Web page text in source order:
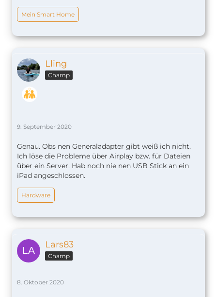
Mein Smart Home
Lling
Champ
9. September 2020
Genau. Obs nen Generaladapter gibt weiß ich nicht.
Ich löse die Probleme über Airplay bzw. für Dateien
über ein Server. Hab noch nie nen USB Stick an ein
iPad angeschlossen.
Hardware
Lars83
Champ
8. Oktober 2020